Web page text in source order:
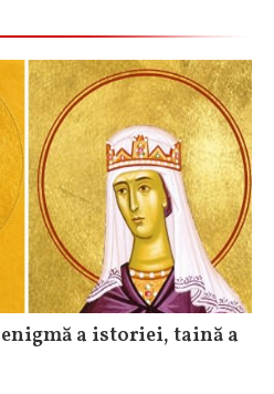
a istoriei, taină a